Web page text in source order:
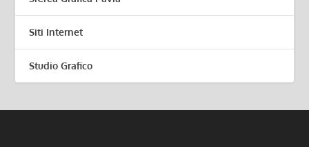
Siti Internet
Studio Grafico